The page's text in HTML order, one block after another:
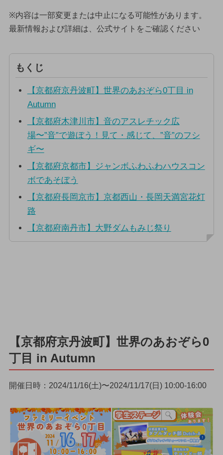
※内容は一部変更または中止になる可能性があります。
最新情報および詳細は、公式サイトをご確認ください
もくじ
【京都府京丹波町】世界のあおぞら0丁目 in
Autumn
【京都府木津川市】音のアスレチック広
場〜”音”で遊ぼう！見て・感じて、”音”のフシ
ギ〜
【京都府京都市】ジャンボふわふわハウスコン
ボであそぼう
【京都府長岡京市】京都西山・長岡天満宮花灯
路
【京都府南丹市】大野ダムもみじ祭り
【京都府京丹波町】世界のあおぞら0
丁目 in Autumn
開催日時：2024/11/16(土)〜2024/11/17(日) 10:00-16:00